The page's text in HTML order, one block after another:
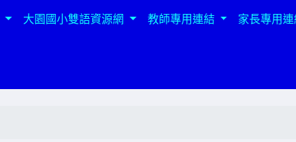
大園國小雙語資源網 教師專用連結 家長專用連